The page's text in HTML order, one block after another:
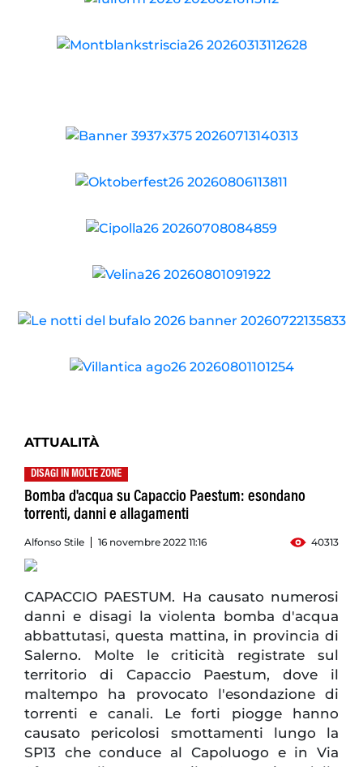
ATTUALITÀ
DISAGI IN MOLTE ZONE
Bomba d'acqua su Capaccio Paestum: esondano
torrenti, danni e allagamenti
Alfonso Stile 16 novembre 2022 11:16 40313
CAPACCIO PAESTUM. Ha causato numerosi
danni e disagi la violenta bomba d'acqua
abbattutasi, questa mattina, in provincia di
Salerno. Molte le criticità registrate sul
territorio di Capaccio Paestum, dove il
maltempo ha provocato l'esondazione di
torrenti e canali. Le forti piogge hanno
causato pericolosi smottamenti lungo la
SP13 che conduce al Capoluogo e in Via